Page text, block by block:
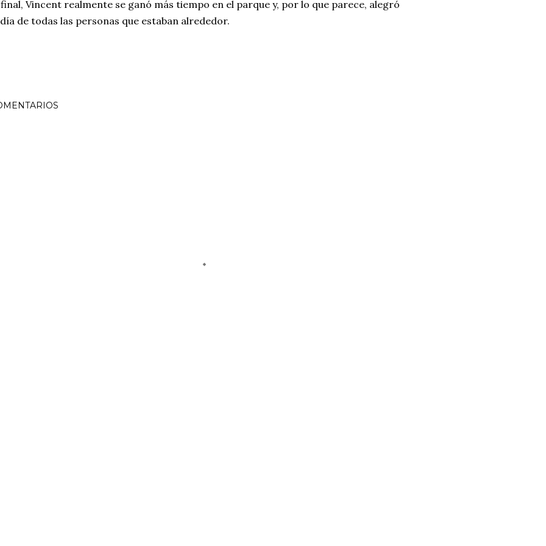
Vincent realmente se ganó más tiempo en el parque y, por lo que parece, alegró
de todas las personas que estaban alrededor.